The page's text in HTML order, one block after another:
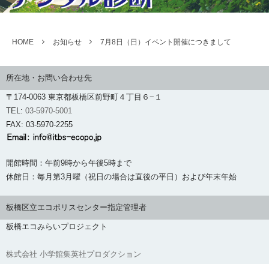
HOME お知らせ 7月8日（日）イベント開催につきまして
所在地・お問い合わせ先
〒174-0063 東京都板橋区前野町４丁目６−１
TEL: 03-5970-5001
FAX: 03-5970-2255
開館時間：午前9時から午後5時まで
休館日：毎月第3月曜（祝日の場合は直後の平日）および年末年始
板橋区立エコポリスセンター指定管理者
板橋エコみらいプロジェクト
株式会社 小学館集英社プロダクション